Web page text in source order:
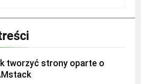
tworzyć strony oparte o